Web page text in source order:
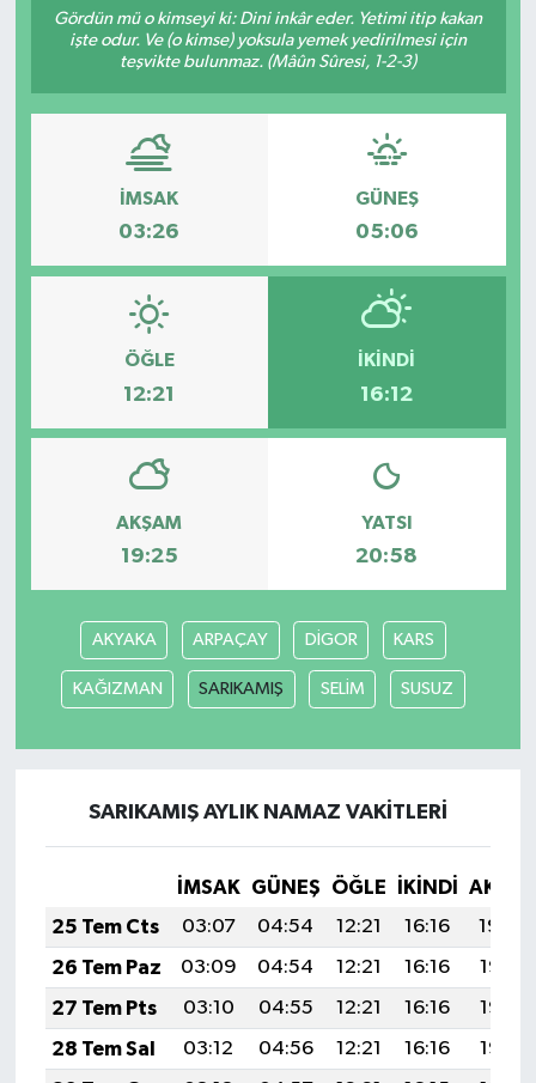
Gördün mü o kimseyi ki: Dini inkâr eder. Yetimi itip kakan
işte odur. Ve (o kimse) yoksula yemek yedirilmesi için
teşvikte bulunmaz. (Mâûn Sûresi, 1-2-3)
İMSAK
03:26
GÜNEŞ
05:06
ÖĞLE
12:21
İKINDI
16:12
AKŞAM
19:25
YATSI
20:58
AKYAKA ARPAÇAY DİGOR KARS
KAĞIZMAN SARIKAMIŞ SELİM SUSUZ
SARIKAMIŞ AYLIK NAMAZ VAKITLERI
İMSAK GÜNEŞ ÖĞLE İKINDI
25 Tem Cts
03:07 04:54 12:21 16:16
19:39
26 Tem Paz
03:09 04:54 12:21 16:16
19:38
27 Tem Pts
03:10 04:55 12:21 16:16
19:37
28 Tem Sal
03:12 04:56 12:21 16:16
19:36
RESMİ İLANLAR